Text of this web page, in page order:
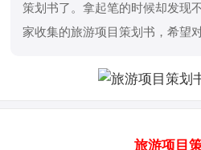
策划书了。拿起笔的时候却发现
家收集的旅游项目策划书，希望
旅游项目策